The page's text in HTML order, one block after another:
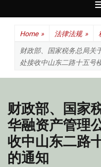
Home » 法律法规 »
财政部、国家税务总局关
处接收中山东二路十五号
财政部、国家
华融资产管理
收中山东二路
的通知